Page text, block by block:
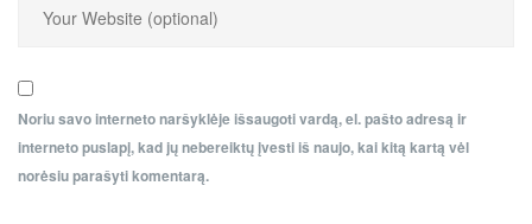
Noriu savo interneto naršyklėje išsaugoti vardą, el. pašto adresą ir
interneto puslapį, kad jų nebereiktų įvesti iš naujo, kai kitą kartą vėl
norėsiu parašyti komentarą.